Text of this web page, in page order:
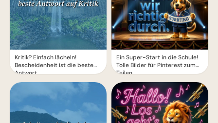
Kritik? Einfach lächeln!
Bescheidenheit ist die beste
Antwort.
Ein Super-Start in die Schule!
Tolle Bilder für Pinterest zum
Teilen.